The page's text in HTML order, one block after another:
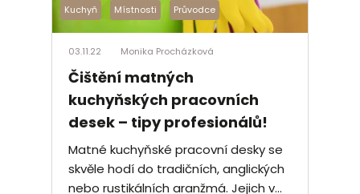
Kuchyň Místnosti Průvodce
03.11.22 Monika Procházková
Čištění matných
kuchyňských pracovních
desek – tipy profesionálů!
Matné kuchyňské pracovní desky se
skvěle hodí do tradičních, anglických
nebo rustikálních aranžmá. Jejich v...